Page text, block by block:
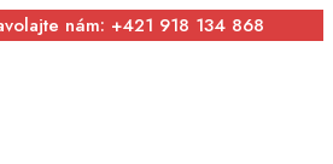
nám: +421 918 134 868